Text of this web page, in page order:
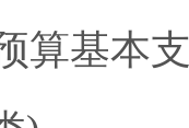
算基本